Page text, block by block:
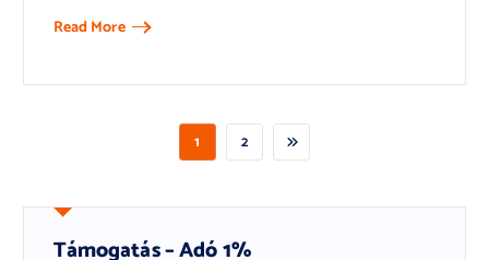
Read More
1 2
Támogatás – Adó 1%